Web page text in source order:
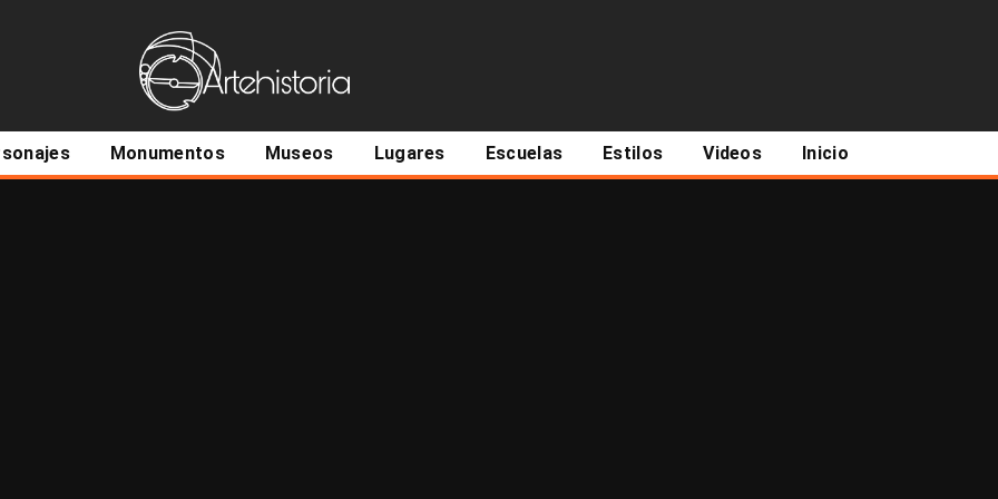
Monumentos Museos Lugares Escuelas Estilos Videos Inicio